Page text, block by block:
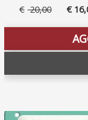
€ 20,00 Il
era:
€
€